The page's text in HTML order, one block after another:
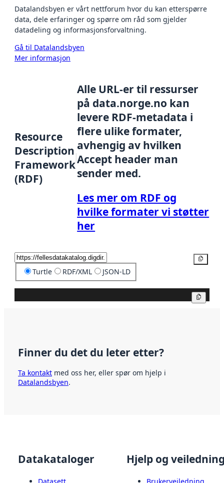
Datalandsbyen er vårt nettforum hvor du kan etterspørre
data, dele erfaringer og spørre om råd som gjelder
datadeling og informasjonsforvaltning.
Gå til Datalandsbyen
Mer informasjon
Resource
Description
Framework
(RDF)
Alle URL-er til ressurser
på data.norge.no kan
levere RDF-metadata i
flere ulike formater,
avhengig av hvilken
Accept header man
sender med.
Les mer om RDF og
hvilke formater vi støtter
her
Turtle RDF/XML JSON-LD
Finner du det du leter etter?
Ta kontakt med oss her, eller spør om hjelp i
Datalandsbyen.
Datakataloger Hjelp og